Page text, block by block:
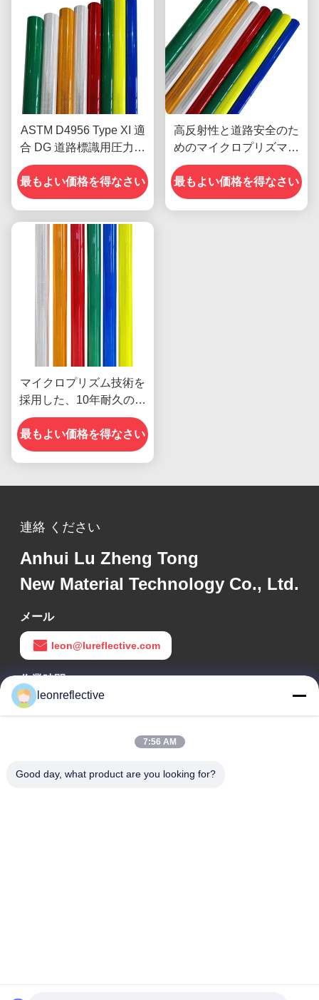
ASTM D4956 Type XI 適
合 DG 道路標識用圧力感
受性接着剤のダイヤモン
ドグレードの反射シート
最もよい価格を得なさい
高反射性と道路安全のた
めのマイクロプリズマ構
造を持つ印刷可能なダイ
ヤモンドグレードの反射
シート
最もよい価格を得なさい
マイクロプリズム技術を
採用した、10年耐久のダ
イヤモンドグレード再帰
反射シート
最もよい価格を得なさい
連絡 ください
Anhui Lu Zheng Tong
New Material Technology Co., Ltd.
メール
leon@lureflective.com
作業時間
9:00-18:00
2階,D2ビル,黄井科学技術公園,ハイテクゾーン,河北,安??,中国
leonreflective
7:56 AM
Good day, what product are you looking for?